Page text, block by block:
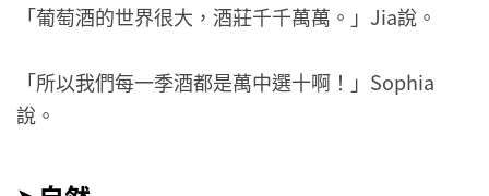
「葡萄酒的世界很大，酒莊千千萬萬。」Jia說。
「所以我們每一季酒都是萬中選十啊！」Sophia
說。